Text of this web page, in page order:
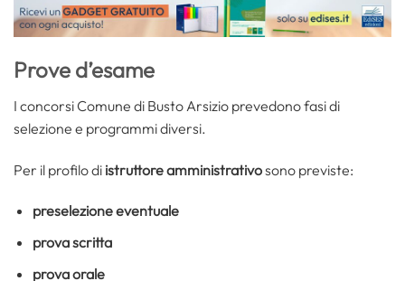
Prove d’esame
I concorsi Comune di Busto Arsizio prevedono fasi di
selezione e programmi diversi.
Per il profilo di istruttore amministrativosono previste:
preselezione eventuale
prova scritta
prova orale